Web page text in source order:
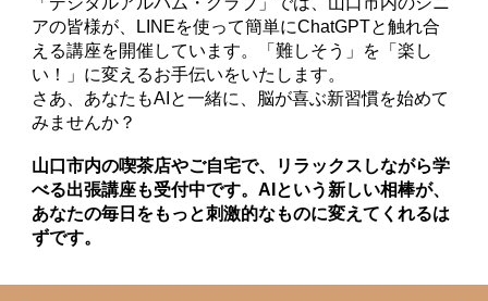
アの皆様が、LINEを使って簡単にChatGPTと触れ合
える講座を開催しています。「難しそう」を「楽し
い！」に変えるお手伝いをいたします。
さあ、あなたもAIと一緒に、脳が喜ぶ新習慣を始めて
みませんか？
山口市内の喫茶店やご自宅で、リラックスしながら学
べる出張講座も受付中です。AIという新しい相棒が、
あなたの毎日をもっと刺激的なものに変えてくれるは
ずです。